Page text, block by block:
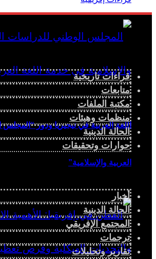
اللغة العربية في نيجيريا ودور
العربية والإسلامية”
قراءات تاريخية
متابعات
مكتبة الملفات
منظمات وهيئات
الحالة الدينية
حوارات وتحقيقات
أخبار
الحالة الدينية
المجتمع الإفريقي
ترجمات
تقارير وتحليلات